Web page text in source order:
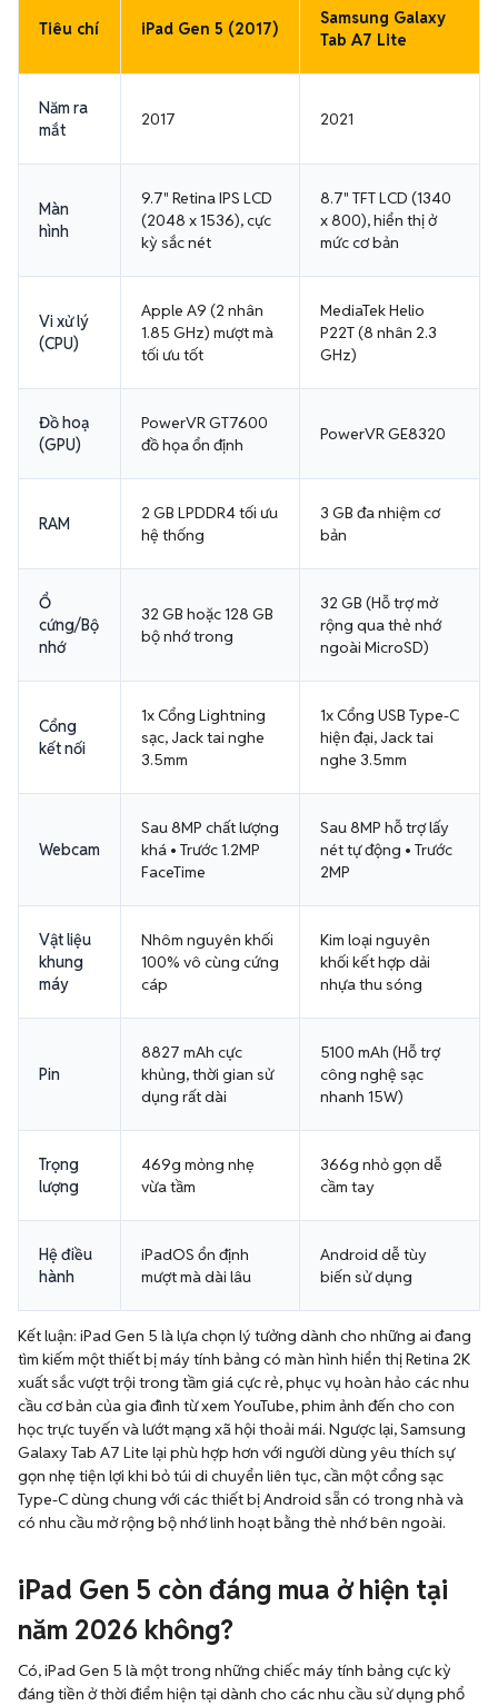
Tiêu chí iPad Gen 5 (2017)
Samsung Galaxy
Tab A7 Lite
Năm ra
mắt
2017 2021
Màn
hình
9.7" Retina IPS LCD
(2048 x 1536), cực
kỳ sắc nét
8.7" TFT LCD (1340
x 800), hiển thị ở
mức cơ bản
Vi xử lý
(CPU)
Apple A9 (2 nhân
1.85 GHz) mượt mà
tối ưu tốt
MediaTek Helio
P22T (8 nhân 2.3
GHz)
Đồ hoạ
(GPU)
PowerVR GT7600
đồ họa ổn định
PowerVR GE8320
RAM
2 GB LPDDR4 tối ưu
hệ thống
3 GB đa nhiệm cơ
bản
Ổ
cứng/Bộ
nhớ
32 GB hoặc 128 GB
bộ nhớ trong
32 GB (Hỗ trợ mở
rộng qua thẻ nhớ
ngoài MicroSD)
Cổng
kết nối
1x Cổng Lightning
sạc, Jack tai nghe
3.5mm
1x Cổng USB Type-C
hiện đại, Jack tai
nghe 3.5mm
Webcam
Sau 8MP chất lượng
khá • Trước 1.2MP
FaceTime
Sau 8MP hỗ trợ lấy
nét tự động • Trước
2MP
Vật liệu
khung
máy
Nhôm nguyên khối
100% vô cùng cứng
cáp
Kim loại nguyên
khối kết hợp dải
nhựa thu sóng
Pin
8827 mAh cực
khủng, thời gian sử
dụng rất dài
5100 mAh (Hỗ trợ
công nghệ sạc
nhanh 15W)
Trọng
lượng
469g mỏng nhẹ
vừa tầm
366g nhỏ gọn dễ
cầm tay
Hệ điều
hành
iPadOS ổn định
mượt mà dài lâu
Android dễ tùy
biến sử dụng
Kết luận: iPad Gen 5 là lựa chọn lý tưởng dành cho những ai đang
tìm kiếm một thiết bị máy tính bảng có màn hình hiển thị Retina 2K
xuất sắc vượt trội trong tầm giá cực rẻ, phục vụ hoàn hảo các nhu
cầu cơ bản của gia đình từ xem YouTube, phim ảnh đến cho con
học trực tuyến và lướt mạng xã hội thoải mái. Ngược lại, Samsung
Galaxy Tab A7 Lite lại phù hợp hơn với người dùng yêu thích sự
gọn nhẹ tiện lợi khi bỏ túi di chuyển liên tục, cần một cổng sạc
Type-C dùng chung với các thiết bị Android sẵn có trong nhà và
có nhu cầu mở rộng bộ nhớ linh hoạt bằng thẻ nhớ bên ngoài.
iPad Gen 5 còn đáng mua ở hiện tại
năm 2026 không?
Có, iPad Gen 5 là một trong những chiếc máy tính bảng cực kỳ
đáng tiền ở thời điểm hiện tại dành cho các nhu cầu sử dụng phổ